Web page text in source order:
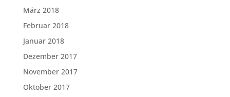
März 2018
Februar 2018
Januar 2018
Dezember 2017
November 2017
Oktober 2017